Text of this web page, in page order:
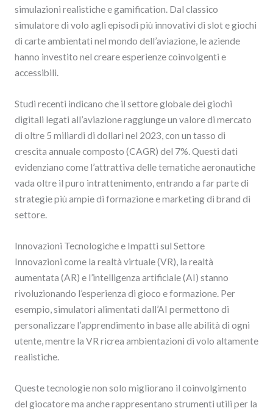
simulazioni realistiche e gamification. Dal classico
simulatore di volo agli episodi più innovativi di slot e giochi
di carte ambientati nel mondo dell’aviazione, le aziende
hanno investito nel creare esperienze coinvolgenti e
accessibili.
Studi recenti indicano che il settore globale dei giochi
digitali legati all’aviazione raggiunge un valore di mercato
di oltre 5 miliardi di dollari nel 2023, con un tasso di
crescita annuale composto (CAGR) del 7%. Questi dati
evidenziano come l’attrattiva delle tematiche aeronautiche
vada oltre il puro intrattenimento, entrando a far parte di
strategie più ampie di formazione e marketing di brand di
settore.
Innovazioni Tecnologiche e Impatti sul Settore
Innovazioni come la realtà virtuale (VR), la realtà
aumentata (AR) e l’intelligenza artificiale (AI) stanno
rivoluzionando l’esperienza di gioco e formazione. Per
esempio, simulatori alimentati dall’AI permettono di
personalizzare l’apprendimento in base alle abilità di ogni
utente, mentre la VR ricrea ambientazioni di volo altamente
realistiche.
Queste tecnologie non solo migliorano il coinvolgimento
del giocatore ma anche rappresentano strumenti utili per la